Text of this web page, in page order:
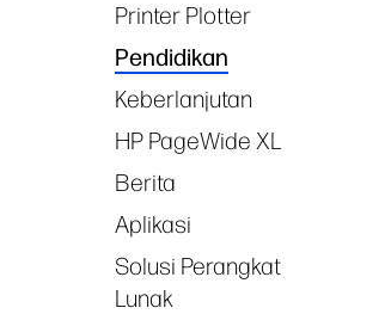
Printer Plotter
Pendidikan
Keberlanjutan
HP PageWide XL
Berita
Aplikasi
Solusi Perangkat
Lunak